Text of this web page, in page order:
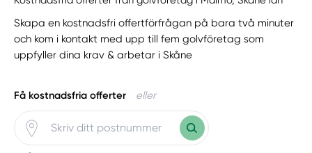
Skapa en kostnadsfri offertförfrågan på bara två minuter
och kom i kontakt med upp till fem golvföretag som
uppfyller dina krav & arbetar i Skåne
Få kostnadsfria offerter eller